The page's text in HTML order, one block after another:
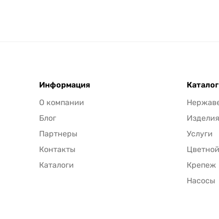
Информация
О компании
Блог
Партнеры
Контакты
Каталоги
Каталог
Изделия
Услуги
Крепеж
Насосы